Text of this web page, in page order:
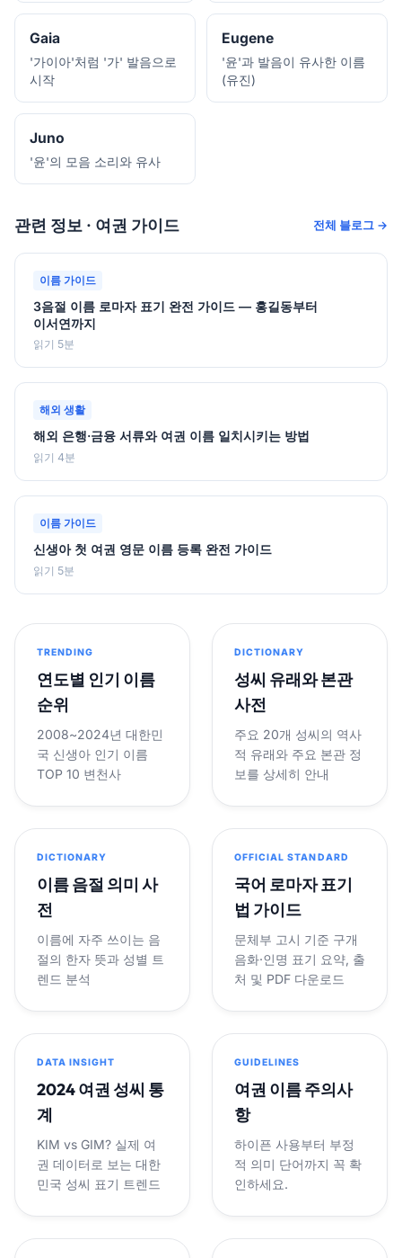
Gaia
'가이아'처럼 '가' 발음으로
시작
Eugene
'윤'과 발음이 유사한 이름
(유진)
Juno
'윤'의 모음 소리와 유사
관련 정보 · 여권 가이드 전체 블로그 →
이름 가이드
3음절 이름 로마자 표기 완전 가이드 — 홍길동부터
이서연까지
읽기 5분
해외 생활
해외 은행·금융 서류와 여권 이름 일치시키는 방법
읽기 4분
이름 가이드
신생아 첫 여권 영문 이름 등록 완전 가이드
읽기 5분
TRENDING
연도별 인기 이름
순위
2008~2024년 대한민
국 신생아 인기 이름
TOP 10 변천사
DICTIONARY
성씨 유래와 본관
사전
주요 20개 성씨의 역사
적 유래와 주요 본관 정
보를 상세히 안내
DICTIONARY
이름 음절 의미 사
전
이름에 자주 쓰이는 음
절의 한자 뜻과 성별 트
렌드 분석
OFFICIAL STANDARD
국어 로마자 표기
법 가이드
문체부 고시 기준 구개
음화·인명 표기 요약, 출
처 및 PDF 다운로드
DATA INSIGHT
2024 여권 성씨 통
계
KIM vs GIM? 실제 여
권 데이터로 보는 대한
민국 성씨 표기 트렌드
GUIDELINES
여권 이름 주의사
항
하이픈 사용부터 부정
적 의미 단어까지 꼭 확
인하세요.